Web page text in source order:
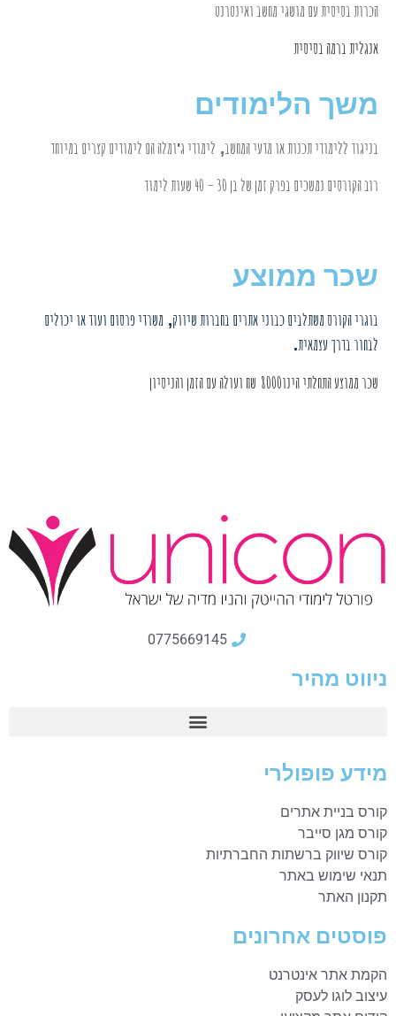
הכרות בסיסית עם מושגי מחשב ואינטרנט
אנגלית ברמה בסיסית
משך הלימודים
בניגוד ללימודי תכנות או מדעי המחשב, לימודי ג'ומלה הם לימודים קצרים במיוחד
רוב הקורסים נמשכים בפרק זמן של בן 30 – 40 שעות לימוד
שכר ממוצע
בוגרי הקורסמשתלביםכבוני אתרים בחברות שיווק, משרדי פרסום ועודאו יכולים
לבחור בדרך עצמאית.
שכר ממוצע התחלתי הינו8000 שח ועולה עם הזמן והניסיון
0775669145
ניווט מהיר
מידע פופולרי
קורס בניית אתרים
קורס מגן סייבר
קורס שיווק ברשתות החברתיות
תנאי שימוש באתר
תקנון האתר
פוסטים אחרונים
הקמת אתר אינטרנט
עיצוב לוגו לעסק